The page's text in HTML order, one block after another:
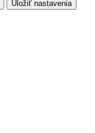
Uložiť nastavenia